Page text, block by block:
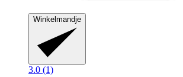
Winkelmandje
3.0 (1)